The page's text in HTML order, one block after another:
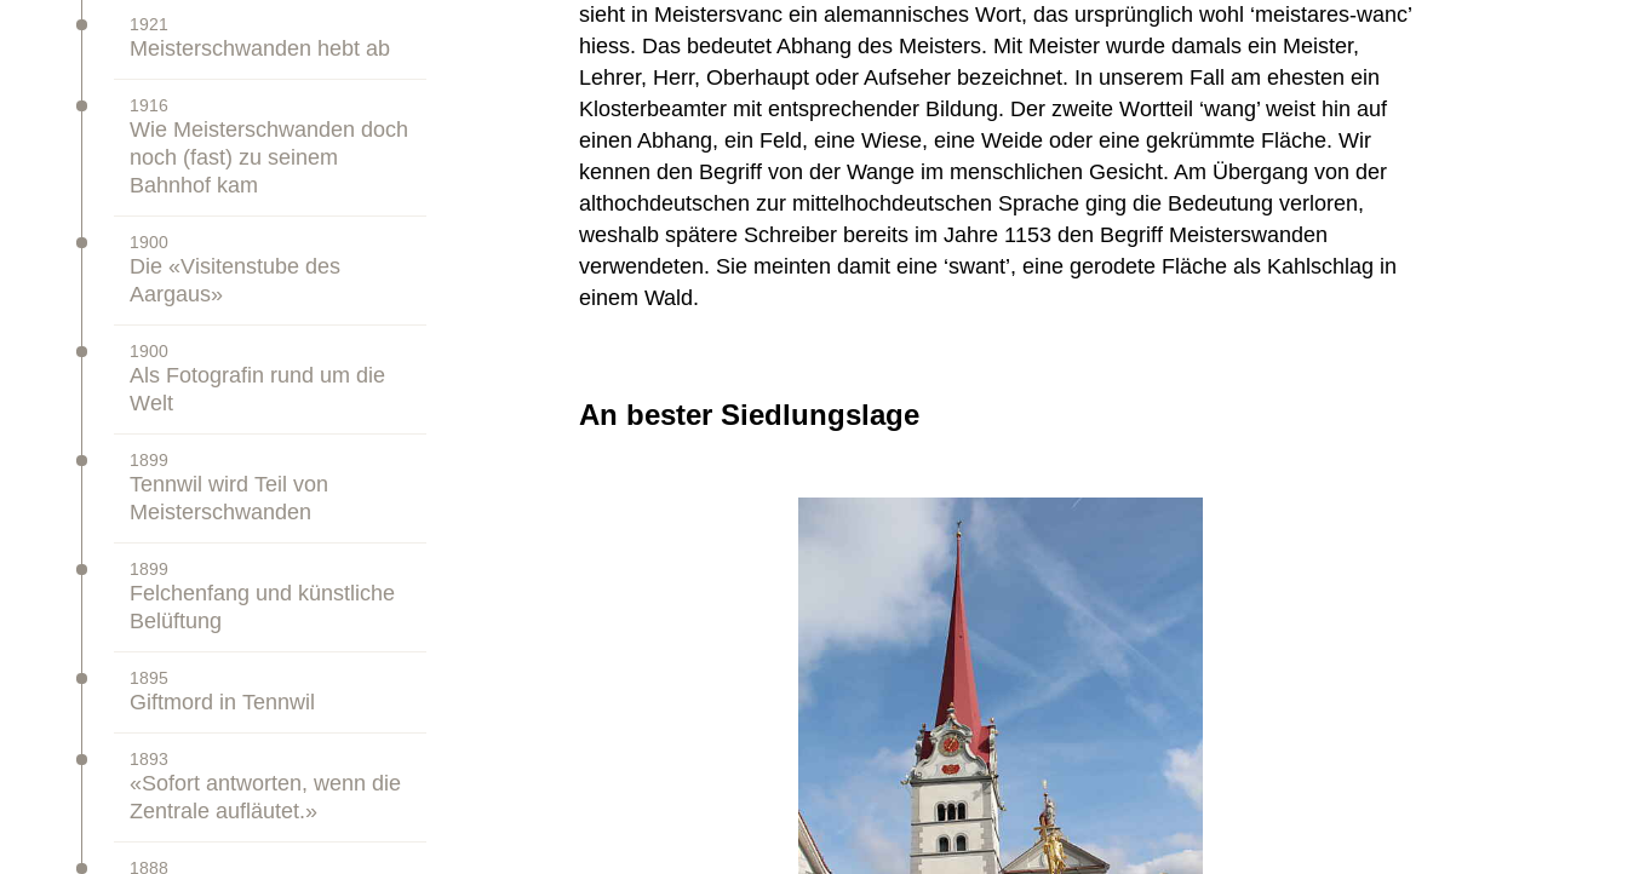
Zeitstrahl:
1921
–
Meisterschwanden hebt ab
Zeitstrahl:
1916
–
Wie Meisterschwanden doch
noch (fast) zu seinem
Bahnhof kam
Zeitstrahl:
1900
–
Die «Visitenstube des
Aargaus»
Zeitstrahl:
1900
–
Als Fotografin rund um die
Welt
Zeitstrahl:
1899
–
Tennwil wird Teil von
Meisterschwanden
Zeitstrahl:
1899
–
Felchenfang und künstliche
Belüftung
Zeitstrahl:
1895
–
Giftmord in Tennwil
Zeitstrahl:
1893
–
«Sofort antworten, wenn die
Zentrale aufläutet.»
1888
sieht in Meistersvanc ein alemannisches Wort, das ursprünglich wohl ‘meistares-wanc’
hiess. Das bedeutet Abhang des Meisters. Mit Meister wurde damals ein Meister,
Lehrer, Herr, Oberhaupt oder Aufseher bezeichnet. In unserem Fall am ehesten ein
Klosterbeamter mit entsprechender Bildung. Der zweite Wortteil ‘wang’ weist hin auf
einen Abhang, ein Feld, eine Wiese, eine Weide oder eine gekrümmte Fläche. Wir
kennen den Begriff von der Wange im menschlichen Gesicht. Am Übergang von der
althochdeutschen zur mittelhochdeutschen Sprache ging die Bedeutung verloren,
weshalb spätere Schreiber bereits im Jahre 1153 den Begriff Meisterswanden
verwendeten. Sie meinten damit eine ‘swant’, eine gerodete Fläche als Kahlschlag in
einem Wald.
An bester Siedlungslage